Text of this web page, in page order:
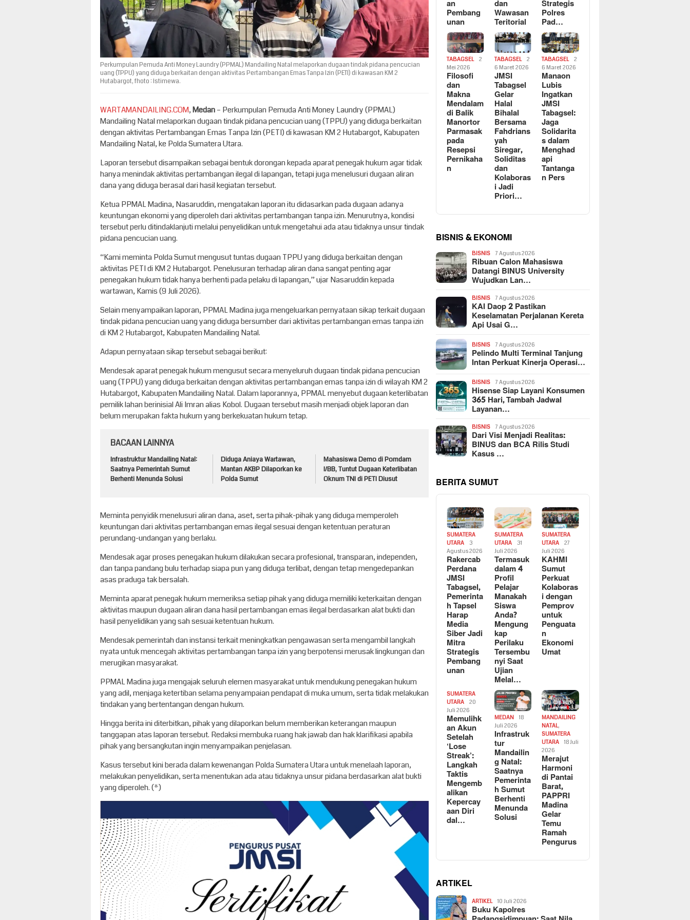
Perkumpulan Pemuda Anti Money Laundry (PPMAL) Mandailing Natal melaporkan dugaan tindak pidana pencucian
uang (TPPU) yang diduga berkaitan dengan aktivitas Pertambangan Emas Tanpa Izin (PETI) di kawasan KM 2
Hutabargot, fhoto : Istimewa.
WARTAMANDAILING.COM,Medan– Perkumpulan Pemuda Anti Money Laundry (PPMAL)
Mandailing Natal melaporkan dugaan tindak pidana pencucian uang (TPPU) yang diduga berkaitan
dengan aktivitas Pertambangan Emas Tanpa Izin (PETI) di kawasan KM 2 Hutabargot, Kabupaten
Mandailing Natal, ke Polda Sumatera Utara.
Laporan tersebut disampaikan sebagai bentuk dorongan kepada aparat penegak hukum agar tidak
hanya menindak aktivitas pertambangan ilegal di lapangan, tetapi juga menelusuri dugaan aliran
dana yang diduga berasal dari hasil kegiatan tersebut.
Ketua PPMAL Madina, Nasaruddin, mengatakan laporan itu didasarkan pada dugaan adanya
keuntungan ekonomi yang diperoleh dari aktivitas pertambangan tanpa izin. Menurutnya, kondisi
tersebut perlu ditindaklanjuti melalui penyelidikan untuk mengetahui ada atau tidaknya unsur tindak
pidana pencucian uang.
“Kami meminta Polda Sumut mengusut tuntas dugaan TPPU yang diduga berkaitan dengan
aktivitas PETI di KM 2 Hutabargot. Penelusuran terhadap aliran dana sangat penting agar
penegakan hukum tidak hanya berhenti pada pelaku di lapangan,” ujar Nasaruddin kepada
wartawan, Kamis (9 Juli 2026).
Selain menyampaikan laporan, PPMAL Madina juga mengeluarkan pernyataan sikap terkait dugaan
tindak pidana pencucian uang yang diduga bersumber dari aktivitas pertambangan emas tanpa izin
di KM 2 Hutabargot, Kabupaten Mandailing Natal.
Adapun pernyataan sikap tersebut sebagai berikut:
Mendesak aparat penegak hukum mengusut secara menyeluruh dugaan tindak pidana pencucian
uang (TPPU) yang diduga berkaitan dengan aktivitas pertambangan emas tanpa izin di wilayah KM 2
Hutabargot, Kabupaten Mandailing Natal. Dalam laporannya, PPMAL menyebut dugaan keterlibatan
pemilik lahan berinisial Ali Imran alias Kobol. Dugaan tersebut masih menjadi objek laporan dan
belum merupakan fakta hukum yang berkekuatan hukum tetap.
BACAAN LAINNYA
Infrastruktur Mandailing Natal:
Saatnya Pemerintah Sumut
Berhenti Menunda Solusi
Diduga Aniaya Wartawan,
Mantan AKBP Dilaporkan ke
Polda Sumut
Mahasiswa Demo di Pomdam
I/BB, Tuntut Dugaan Keterlibatan
Oknum TNI di PETI Diusut
Meminta penyidik menelusuri aliran dana, aset, serta pihak-pihak yang diduga memperoleh
keuntungan dari aktivitas pertambangan emas ilegal sesuai dengan ketentuan peraturan
perundang-undangan yang berlaku.
Mendesak agar proses penegakan hukum dilakukan secara profesional, transparan, independen,
dan tanpa pandang bulu terhadap siapa pun yang diduga terlibat, dengan tetap mengedepankan
asas praduga tak bersalah.
Meminta aparat penegak hukum memeriksa setiap pihak yang diduga memiliki keterkaitan dengan
aktivitas maupun dugaan aliran dana hasil pertambangan emas ilegal berdasarkan alat bukti dan
hasil penyelidikan yang sah sesuai ketentuan hukum.
Mendesak pemerintah dan instansi terkait meningkatkan pengawasan serta mengambil langkah
nyata untuk mencegah aktivitas pertambangan tanpa izin yang berpotensi merusak lingkungan dan
merugikan masyarakat.
PPMAL Madina juga mengajak seluruh elemen masyarakat untuk mendukung penegakan hukum
yang adil, menjaga ketertiban selama penyampaian pendapat di muka umum, serta tidak melakukan
tindakan yang bertentangan dengan hukum.
Hingga berita ini diterbitkan, pihak yang dilaporkan belum memberikan keterangan maupun
tanggapan atas laporan tersebut. Redaksi membuka ruang hak jawab dan hak klarifikasi apabila
pihak yang bersangkutan ingin menyampaikan penjelasan.
Kasus tersebut kini berada dalam kewenangan Polda Sumatera Utara untuk menelaah laporan,
melakukan penyelidikan, serta menentukan ada atau tidaknya unsur pidana berdasarkan alat bukti
yang diperoleh. (*)
an
Pembang
unan
dan
Wawasan
Teritorial
Strategis
Polres
Pad…
TABAGSEL
2
Mei 2026
Filosofi
dan
Makna
Mendalam
di Balik
Manortor
Parmasak
pada
Resepsi
Pernikaha
n
TABAGSEL
2
6 Maret 2026
JMSI
Tabagsel
Gelar
Halal
Bihalal
Bersama
Fahdrians
yah
Siregar,
Soliditas
dan
Kolaboras
i Jadi
Priori…
TABAGSEL
2
6 Maret 2026
Manaon
Lubis
Ingatkan
JMSI
Tabagsel:
Jaga
Solidarita
s dalam
Menghad
api
Tantanga
n Pers
BISNIS & EKONOMI
BISNIS 7 Agustus 2026
Ribuan Calon Mahasiswa
Datangi BINUS University
Wujudkan Lan…
BISNIS 7 Agustus 2026
KAI Daop 2 Pastikan
Keselamatan Perjalanan Kereta
Api Usai G…
BISNIS 7 Agustus 2026
Pelindo Multi Terminal Tanjung
Intan Perkuat Kinerja Operasi…
BISNIS 7 Agustus 2026
Hisense Siap Layani Konsumen
365 Hari, Tambah Jadwal
Layanan…
BISNIS 7 Agustus 2026
Dari Visi Menjadi Realitas:
BINUS dan BCA Rilis Studi
Kasus …
BERITA SUMUT
SUMATERA
UTARA
3
Agustus 2026
Rakercab
Perdana
JMSI
Tabagsel,
Pemerinta
h Tapsel
Harap
Media
Siber Jadi
Mitra
Strategis
Pembang
unan
SUMATERA
UTARA
31
Juli 2026
Termasuk
dalam 4
Profil
Pelajar
Manakah
Siswa
Anda?
Mengung
kap
Perilaku
Tersembu
nyi Saat
Ujian
Melal…
SUMATERA
UTARA
27
Juli 2026
KAHMI
Sumut
Perkuat
Kolaboras
i dengan
Pemprov
untuk
Penguata
n
Ekonomi
Umat
SUMATERA
UTARA
20
Juli 2026
Memulihk
an Akun
Setelah
‘Lose
Streak’:
Langkah
Taktis
Mengemb
alikan
Kepercay
aan Diri
dal…
MEDAN
18
Juli 2026
Infrastruk
tur
Mandailin
g Natal:
Saatnya
Pemerinta
h Sumut
Berhenti
Menunda
Solusi
MANDAILING
NATAL,
SUMATERA
UTARA
18 Juli
2026
Merajut
Harmoni
di Pantai
Barat,
PAPPRI
Madina
Gelar
Temu
Ramah
Pengurus
ARTIKEL
ARTIKEL 10 Juli 2026
Buku Kapolres